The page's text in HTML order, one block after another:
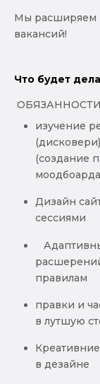
Мы расширяем
вакансий!
Что будет
изучение
(создание
Дизайн
сессиями
правилам
правки и
в лутшую
в дезайне